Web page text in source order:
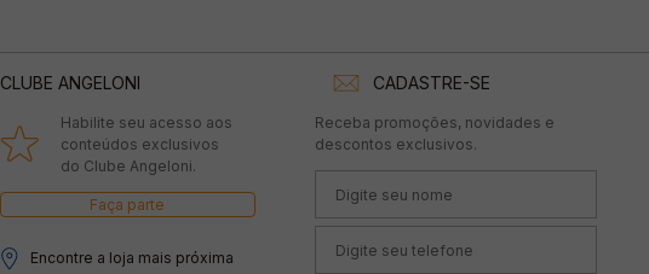
CLUBE ANGELONI
Habilite seu acesso aos
conteúdos exclusivos
do Clube Angeloni.
Faça parte
Encontre a loja mais próxima
CADASTRE-SE
Receba promoções, novidades e
descontos exclusivos.